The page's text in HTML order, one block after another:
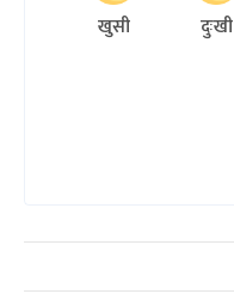
खुसी दुःखी